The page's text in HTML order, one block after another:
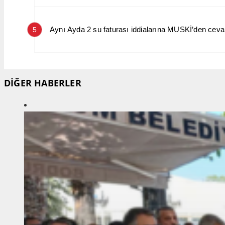
5 Aynı Ayda 2 su faturası iddialarına MUSKİ’den
DİĞER HABERLER